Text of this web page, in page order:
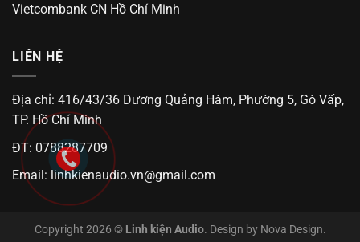
Vietcombank CN Hồ Chí Minh
LIÊN HỆ
Địa chỉ: 416/43/36 Dương Quảng Hàm, Phường 5, Gò Vấp,
TP. Hồ Chí Minh
ĐT: 0788287709
Email: linhkienaudio.vn@gmail.com
Copyright 2026 © Linh kiện Audio. Design by Nova Design.